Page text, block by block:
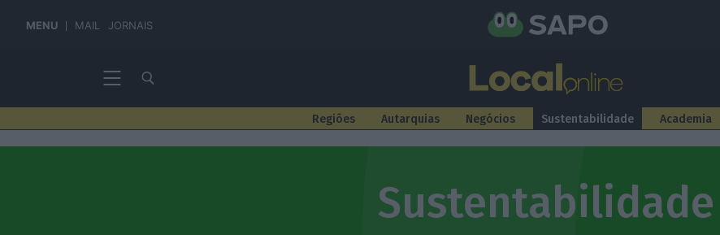
MENU MAIL JORNAIS
Regiões Autarquias Negócios Sustentabilidade Academia
Sustentabilidade